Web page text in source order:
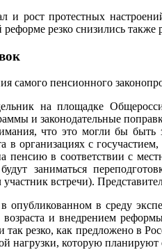
и рост протестных
резко снизились
самого пенсионного
на площадке
и законодательные
что это могли бы быть
в организациях с
пенсию в соответствии с
заниматься
участник встречи).
опубликованном в среду
и внедрением
резко, как предложено в
нагрузки, которую